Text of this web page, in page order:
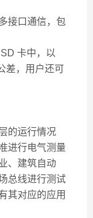
接口通信，包
卡中，以
差，用户还可
的运行情况
进行电气测量
、建筑自动
总线进行测试
其对应的应用